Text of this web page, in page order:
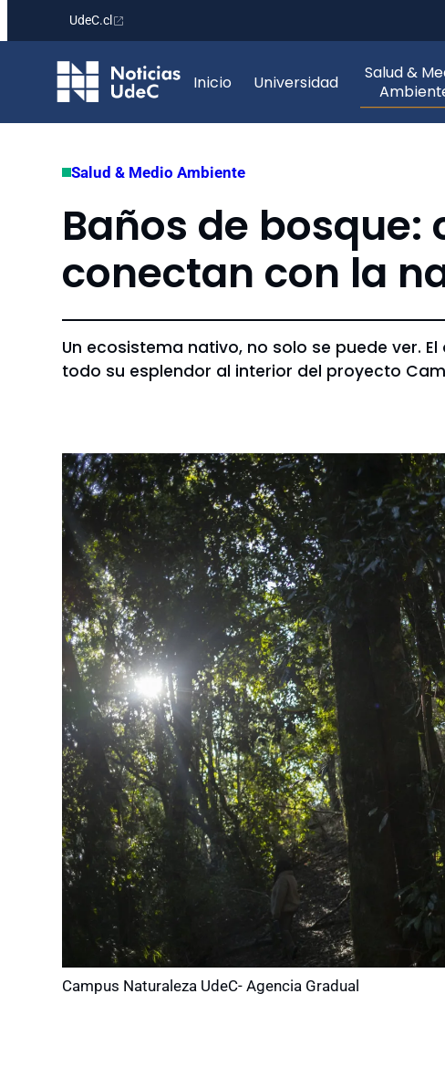
contenido
UdeC.cl
Inicio Universidad
Salud &
Salud & Medio Ambiente
Baños de
conectan con la
Un ecosistema nativo, no solo se puede ver.
todo su esplendor al interior del proyecto
Campus Naturaleza UdeC- Agencia Gradual